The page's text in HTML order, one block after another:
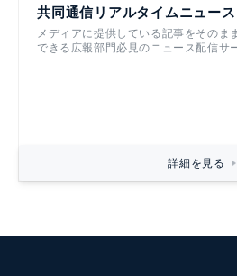
共同通信リアルタイムニュース
メディアに提供している記事をそのま
できる広報部門必見のニュース配信サ
詳細を見る